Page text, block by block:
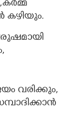
കഴിയും.
വരിക്കും,